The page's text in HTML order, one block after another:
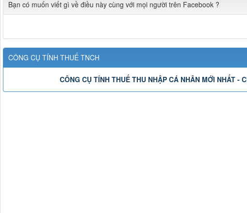
Bạn có muốn viết gì về điều này cùng với mọi người trên Facebook ?
CÔNG CỤ TÍNH THUẾ TNCH
CÔNG CỤ TÍNH THUẾ THU NHẬP CÁ NHÂN MỚI NHẤT -